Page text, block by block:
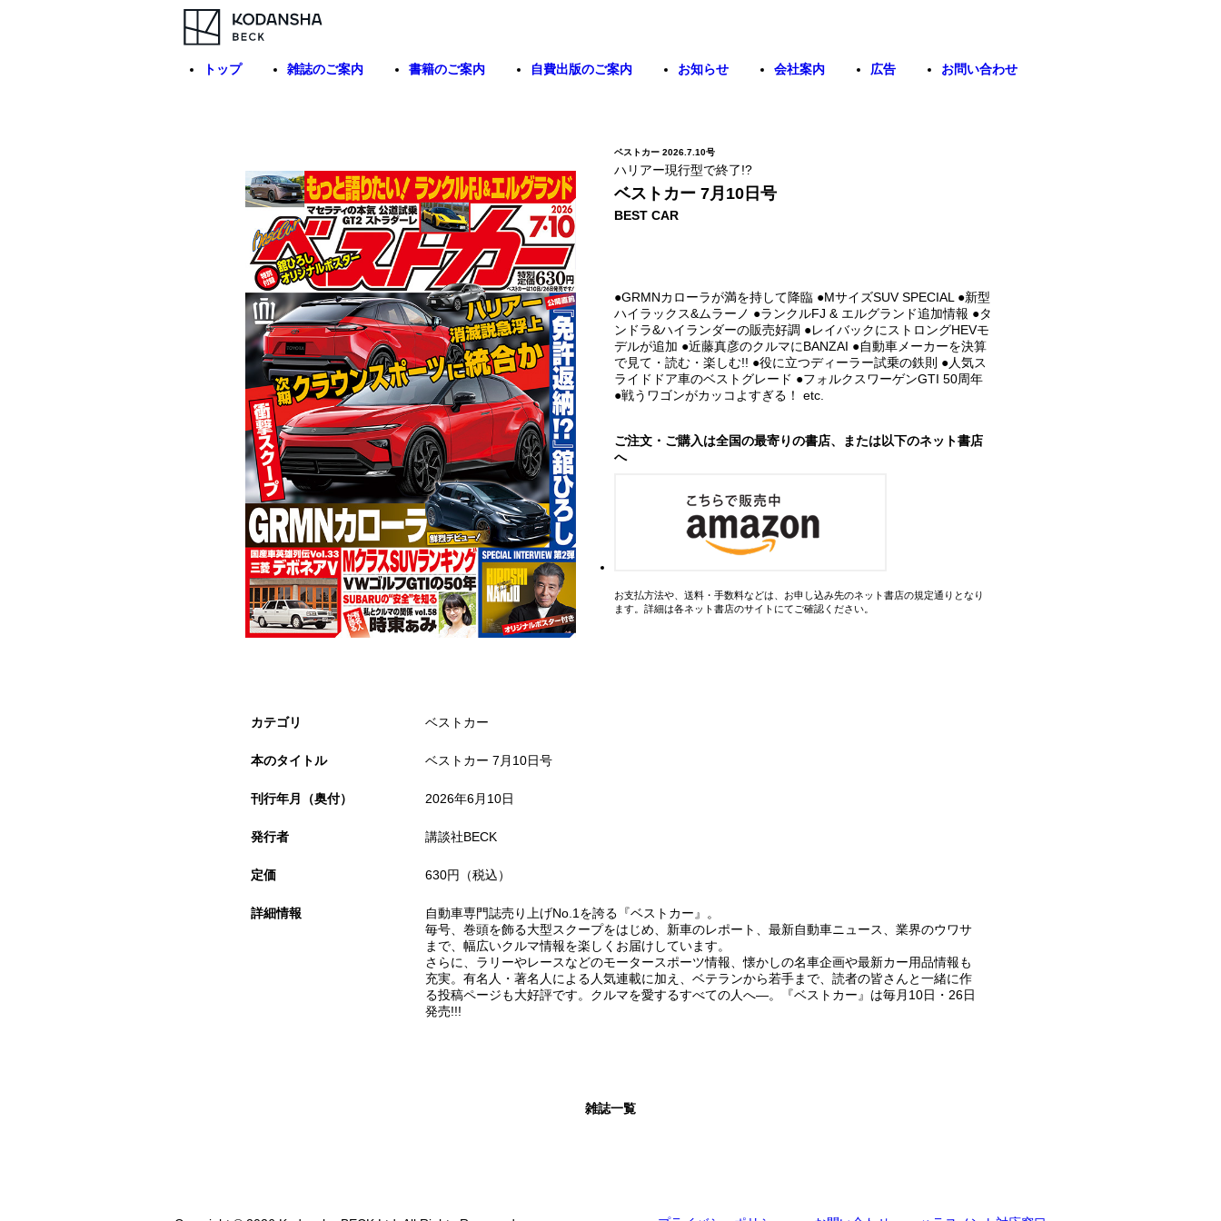
トップ 雑誌のご案内 書籍のご案内 自費出版のご案内 お知らせ 会社案内 広告 お問い合わせ
ベストカー 2026.7.10号
ハリアー現行型で終了!?
ベストカー 7月10日号
BEST CAR
●GRMNカローラが満を持して降臨 ●MサイズSUV SPECIAL ●新型
ハイラックス&ムラーノ ●ランクルFJ & エルグランド追加情報 ●タ
ンドラ&ハイランダーの販売好調 ●レイバックにストロングHEVモ
デルが追加 ●近藤真彦のクルマにBANZAI ●自動車メーカーを決算
で見て・読む・楽しむ!! ●役に立つディーラー試乗の鉄則 ●人気ス
ライドドア車のベストグレード ●フォルクスワーゲンGTI 50周年
●戦うワゴンがカッコよすぎる！ etc.
ご注文・ご購入は全国の最寄りの書店、または以下のネット書店
へ
お支払方法や、送料・手数料などは、お申し込み先のネット書店の規定通りとなり
ます。詳細は各ネット書店のサイトにてご確認ください。
カテゴリ ベストカー
本のタイトル ベストカー 7月10日号
刊行年月（奥付） 2026年6月10日
発行者 講談社BECK
定価 630円（税込）
詳細情報
自動車専門誌売り上げNo.1を誇る『ベストカー』。
毎号、巻頭を飾る大型スクープをはじめ、新車のレポート、最新自動車ニュース、業界のウワサ
まで、幅広いクルマ情報を楽しくお届けしています。
さらに、ラリーやレースなどのモータースポーツ情報、懐かしの名車企画や最新カー用品情報も
充実。有名人・著名人による人気連載に加え、ベテランから若手まで、読者の皆さんと一緒に作
る投稿ページも大好評です。クルマを愛するすべての人へ―。『ベストカー』は毎月10日・26日
発売!!!
雑誌一覧